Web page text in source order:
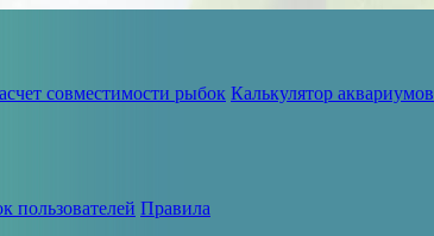
совместимости рыбок Калькулятор аквариумов
пользователей Правила